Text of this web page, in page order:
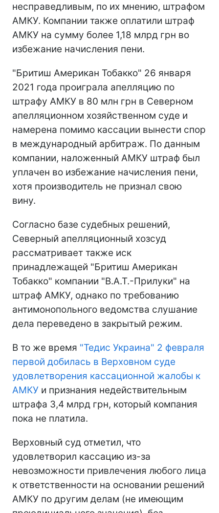
несправедливым, по их мнению, штрафом
АМКУ. Компании также оплатили штраф
АМКУ на сумму более 1,18 млрд грн во
избежание начисления пени.
"Бритиш Американ Тобакко" 26 января
2021 года проиграла апелляцию по
штрафу АМКУ в 80 млн грн в Северном
апелляционном хозяйственном суде и
намерена помимо кассации вынести спор
в международный арбитраж. По данным
компании, наложенный АМКУ штраф был
уплачен во избежание начисления пени,
хотя производитель не признал свою
вину.
Согласно базе судебных решений,
Северный апелляционный хозсуд
рассматривает также иск
принадлежащей "Бритиш Американ
Тобакко" компании "В.А.Т.-Прилуки" на
штраф АМКУ, однако по требованию
антимонопольного ведомства слушание
дела переведено в закрытый режим.
В то же время "Тедис Украина" 2 февраля
первой добилась в Верховном суде
удовлетворения кассационной жалобы к
АМКУ и признания недействительным
штрафа 3,4 млрд грн, который компания
пока не платила.
Верховный суд отметил, что
удовлетворил кассацию из-за
невозможности привлечения любого лица
к ответственности на основании решений
АМКУ по другим делам (не имеющим